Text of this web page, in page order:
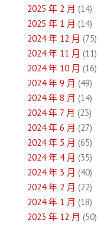
2025 年 2 月 (14)
2025 年 1 月 (14)
2024 年 12 月 (75)
2024 年 11 月 (11)
2024 年 10 月 (16)
2024 年 9 月 (49)
2024 年 8 月 (14)
2024 年 7 月 (23)
2024 年 6 月 (27)
2024 年 5 月 (65)
2024 年 4 月 (35)
2024 年 3 月 (40)
2024 年 2 月 (22)
2024 年 1 月 (18)
2023 年 12 月 (50)